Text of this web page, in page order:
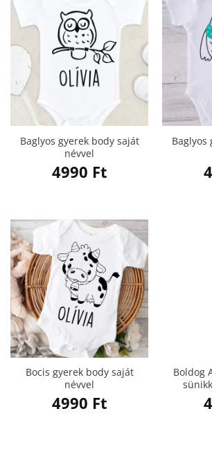
Baglyos gyerek body saját
névvel
4990 Ft
Baglyos
Bocis gyerek body saját
névvel
4990 Ft
Boldog